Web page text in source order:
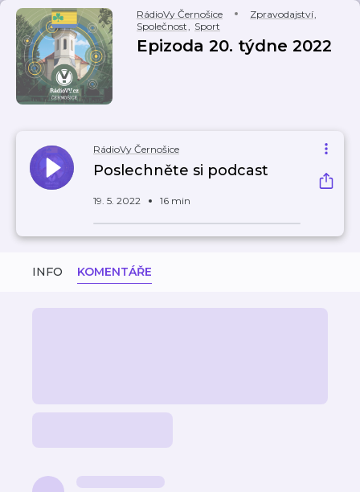
RádioVy Černošice Zpravodajství,
Společnost, Sport
Epizoda 20. týdne 2022
RádioVy Černošice
Poslechněte si podcast
19. 5. 2022 16 min
INFO KOMENTÁŘE